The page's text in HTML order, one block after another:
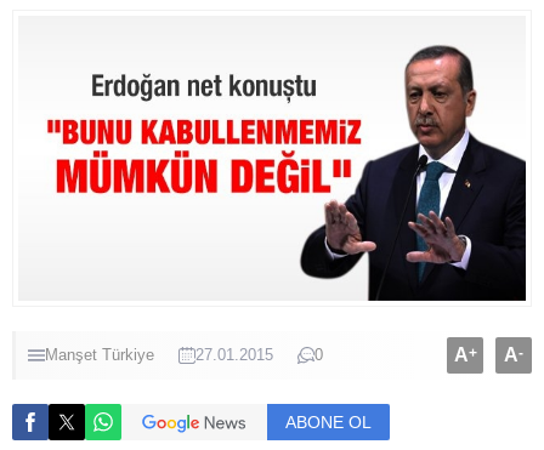
Manşet Türkiye 27.01.2015 0 A+ A-
ABONE OL